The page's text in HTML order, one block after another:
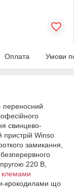
Оплата Умови
переносний
свинцево-
Winso
замикання,
220 В,
клемами
крокодилами що